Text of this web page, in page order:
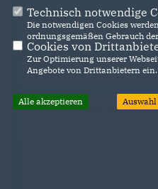
Technisch notwendige
Die notwendigen Cookies
ordnungsgemäßen Gebrauch
Cookies von
Zur Optimierung unserer
Angebote von Drittanbietern ein.
Alle akzeptieren